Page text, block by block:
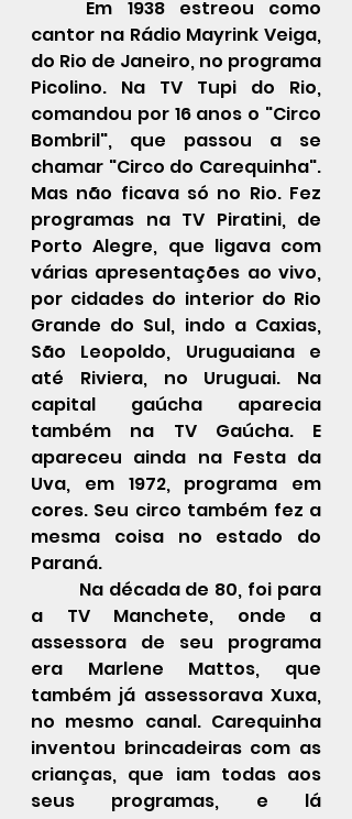
Em 1938 estreou como
cantor na Rádio Mayrink Veiga,
do Rio de Janeiro, no programa
Picolino. Na TV Tupi do Rio,
comandou por 16 anos o "Circo
Bombril", que passou a se
chamar "Circo do Carequinha".
Mas não ficava só no Rio. Fez
programas na TV Piratini, de
Porto Alegre, que ligava com
várias apresentações ao vivo,
por cidades do interior do Rio
Grande do Sul, indo a Caxias,
São Leopoldo, Uruguaiana e
até Riviera, no Uruguai. Na
capital gaúcha aparecia
também na TV Gaúcha. E
apareceu ainda na Festa da
Uva, em 1972, programa em
cores. Seu circo também fez a
mesma coisa no estado do
Paraná.
Na década de 80, foi para
a TV Manchete, onde a
assessora de seu programa
era Marlene Mattos, que
também já assessorava Xuxa,
no mesmo canal. Carequinha
inventou brincadeiras com as
crianças, que iam todas aos
seus programas, e lá